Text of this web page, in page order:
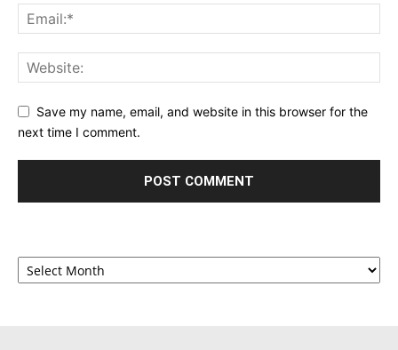
Save my name, email, and website in this browser for the
next time I comment.
Archives